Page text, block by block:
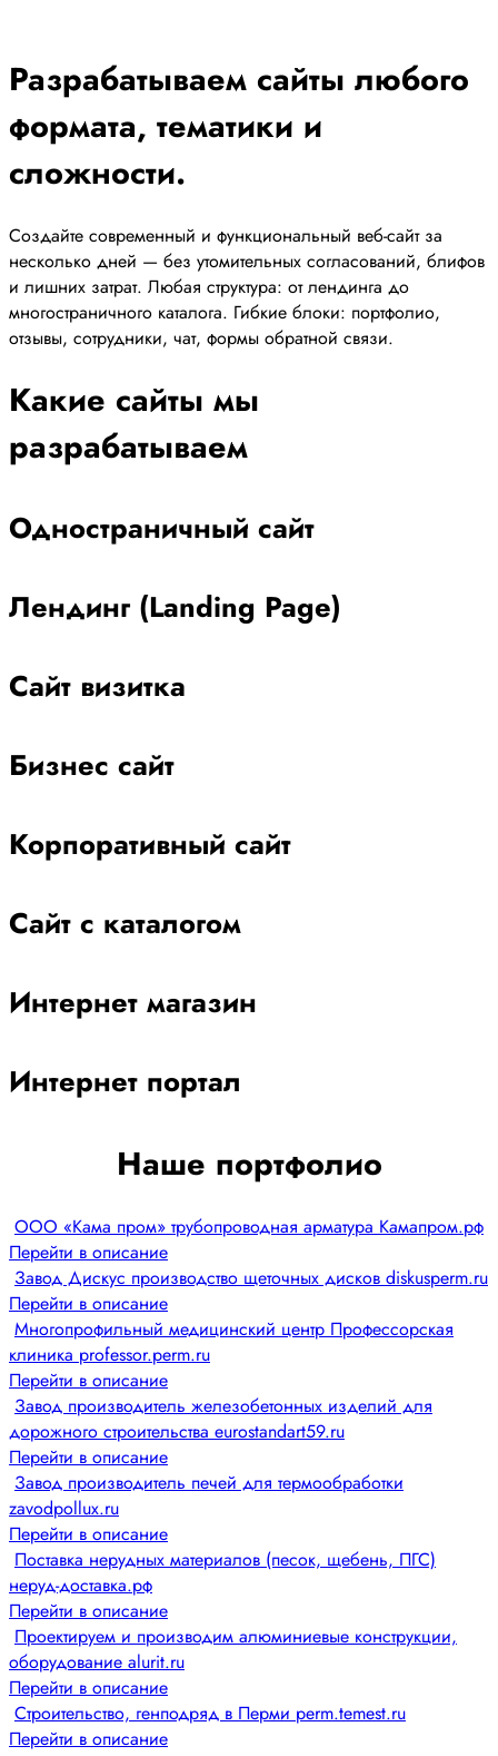
Разрабатываем сайты любого
формата, тематики и
сложности.
Создайте современный и функциональный веб-сайт за
несколько дней — без утомительных согласований, блифов
и лишних затрат. Любая структура: от лендинга до
многостраничного каталога. Гибкие блоки: портфолио,
отзывы, сотрудники, чат, формы обратной связи.
Какие сайты мы
разрабатываем
Одностраничный сайт
Лендинг (Landing Page)
Сайт визитка
Бизнес сайт
Корпоративный сайт
Сайт с каталогом
Интернет магазин
Интернет портал
Наше портфолио
ООО «Кама пром» трубопроводная арматура Камапром.рф
Перейти в описание
Завод Дискус производство щеточных дисков diskusperm.ru
Перейти в описание
Многопрофильный медицинский центр Профессорская
клиника professor.perm.ru
Перейти в описание
Завод производитель железобетонных изделий для
дорожного строительства eurostandart59.ru
Перейти в описание
Завод производитель печей для термообработки
zavodpollux.ru
Перейти в описание
Поставка нерудных материалов (песок, щебень, ПГС)
неруд-доставка.рф
Перейти в описание
Проектируем и производим алюминиевые конструкции,
оборудование alurit.ru
Перейти в описание
Строительство, генподряд в Перми perm.temest.ru
Перейти в описание